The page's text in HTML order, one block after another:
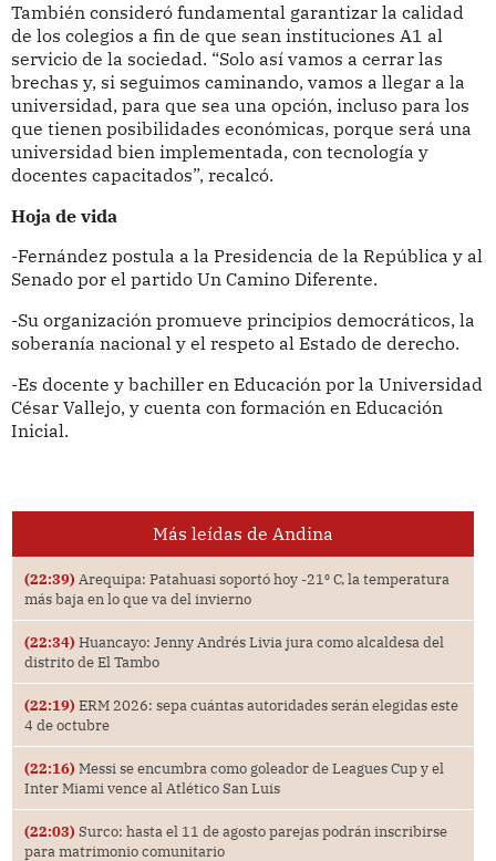
También consideró fundamental garantizar la calidad
de los colegios a fin de que sean instituciones A1 al
servicio de la sociedad. “Solo así vamos a cerrar las
brechas y, si seguimos caminando, vamos a llegar a la
universidad, para que sea una opción, incluso para los
que tienen posibilidades económicas, porque será una
universidad bien implementada, con tecnología y
docentes capacitados”, recalcó.
Hoja de vida
-Fernández postula a la Presidencia de la República y al
Senado por el partido Un Camino Diferente.
-Su organización promueve principios democráticos, la
soberanía nacional y el respeto al Estado de derecho.
-Es docente y bachiller en Educación por la Universidad
César Vallejo, y cuenta con formación en Educación
Inicial.
Más leídas de Andina
(22:39) Arequipa: Patahuasi soportó hoy -21⁰ C, la temperatura
más baja en lo que va del invierno
(22:34) Huancayo: Jenny Andrés Livia jura como alcaldesa del
distrito de El Tambo
(22:19) ERM 2026: sepa cuántas autoridades serán elegidas este
4 de octubre
(22:16) Messi se encumbra como goleador de Leagues Cup y el
Inter Miami vence al Atlético San Luis
(22:03) Surco: hasta el 11 de agosto parejas podrán inscribirse
para matrimonio comunitario